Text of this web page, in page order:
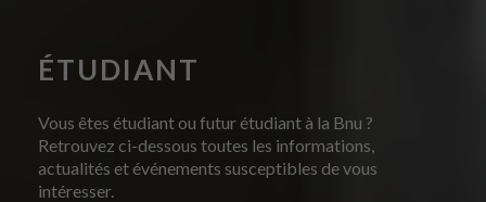
ÉTUDIANT
Vous êtes étudiant ou futur étudiant à la Bnu ?
Retrouvez ci-dessous toutes les informations,
actualités et événements susceptibles de vous
intéresser.